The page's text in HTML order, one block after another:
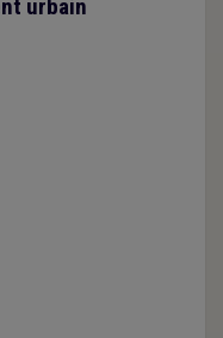
urbain